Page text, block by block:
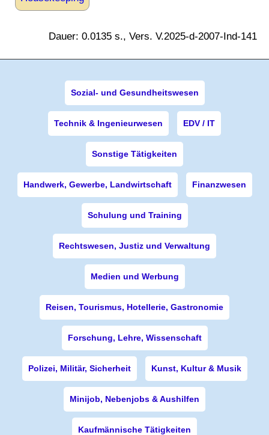
Dauer: 0.0135 s., Vers. V.2025-d-2007-Ind-141
Sozial- und Gesundheitswesen
Technik & Ingenieurwesen EDV / IT
Sonstige Tätigkeiten
Handwerk, Gewerbe, Landwirtschaft Finanzwesen
Schulung und Training
Rechtswesen, Justiz und Verwaltung
Medien und Werbung
Reisen, Tourismus, Hotellerie, Gastronomie
Forschung, Lehre, Wissenschaft
Polizei, Militär, Sicherheit Kunst, Kultur & Musik
Minijob, Nebenjobs & Aushilfen
Kaufmännische Tätigkeiten